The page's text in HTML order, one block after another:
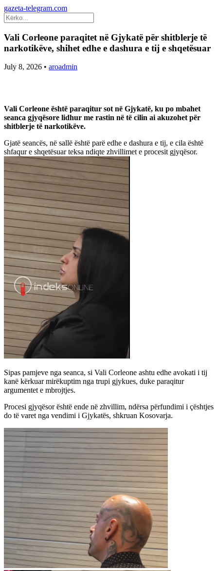
gazeta-telegram.com
Vali Corleone paraqitet në Gjykatë për shitblerje të
narkotikëve, shihet edhe e dashura e tij e shqetësuar
July 8, 2026 • aroadmin
Vali Corleone është paraqitur sot në Gjykatë, ku po mbahet
seanca gjyqësore lidhur me rastin në të cilin ai akuzohet për
shitblerje të narkotikëve.
Gjatë seancës, në sallë është parë edhe e dashura e tij, e cila është
shfaqur e shqetësuar teksa ndiqte zhvillimet e procesit gjyqësor.
Sipas pamjeve nga seanca, si Vali Corleone ashtu edhe avokati i tij
kanë kërkuar mirëkuptim nga trupi gjykues, duke paraqitur
argumentet e mbrojtjes.
Procesi gjyqësor është ende në zhvillim, ndërsa përfundimi i çështjes
do të varet nga vendimi i Gjykatës, shkruan Kosovarja.